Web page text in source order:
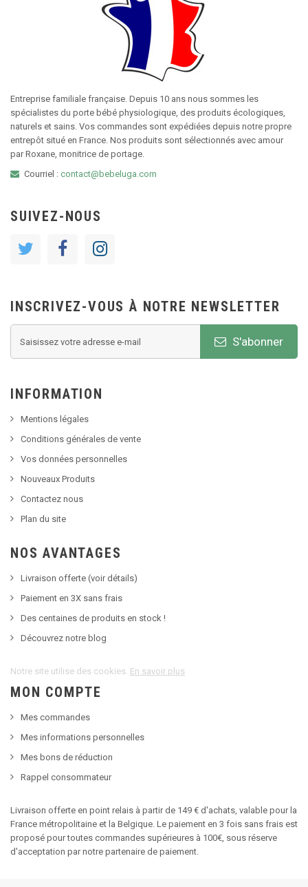
Entreprise familiale française. Depuis 10 ans nous sommes les
spécialistes du porte bébé physiologique, des produits écologiques,
naturels et sains. Vos commandes sont expédiées depuis notre propre
entrepôt situé en France. Nos produits sont sélectionnés avec amour
par Roxane, monitrice de portage.
Courriel : contact@bebeluga.com
SUIVEZ-NOUS
INSCRIVEZ-VOUS À NOTRE NEWSLETTER
S'abonner
INFORMATION
Mentions légales
Conditions générales de vente
Vos données personnelles
Nouveaux Produits
Contactez nous
Plan du site
NOS AVANTAGES
Livraison offerte (voir détails)
Paiement en 3X sans frais
Des centaines de produits en stock !
Découvrez notre blog
Notre site utilise des cookies. En savoir plus
MON COMPTE
Mes commandes
Mes informations personnelles
Mes bons de réduction
Rappel consommateur
Livraison offerte en point relais à partir de 149 € d'achats, valable pour la
France métropolitaine et la Belgique. Le paiement en 3 fois sans frais est
proposé pour toutes commandes supérieures à 100€, sous réserve
d'acceptation par notre partenaire de paiement.